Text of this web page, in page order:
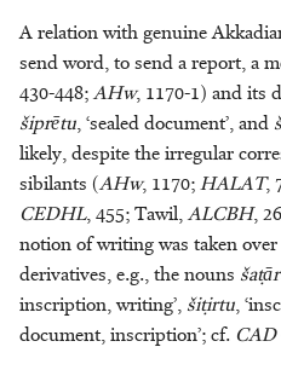
Utensils
Weather
Weight
Writing
Michaël N. van der Meer
Jacques T.A.G.M. van Ruiten
Archibald L.H.M. van
Wieringen
Bertus van ’t Veld
Klaas R. Veenhof
Geert Jan Veldman
A relation with genuine
send word, to send a report, a
430-448;AHw, 1170-1) and its
šiprētu, ‘sealed document’, and
likely, despite the irregular
sibilants (AHw, 1170;HALAT,
CEDHL, 455; Tawil,ALCBH,
notion of writing was taken
derivatives, e.g., the nouns
inscription, writing’, šiṭirtu,
document, inscription’; cf. CAD